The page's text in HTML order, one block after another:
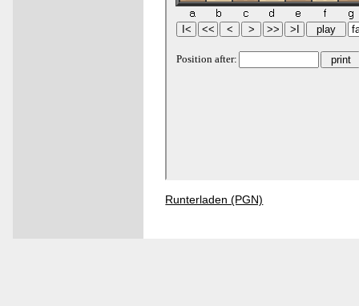
Runterladen (PGN)